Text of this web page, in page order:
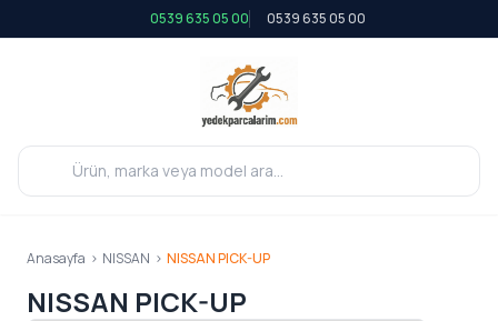
0539 635 05 00 0539 635 05 00
Anasayfa > NISSAN > NISSAN PICK-UP
NISSAN PICK-UP